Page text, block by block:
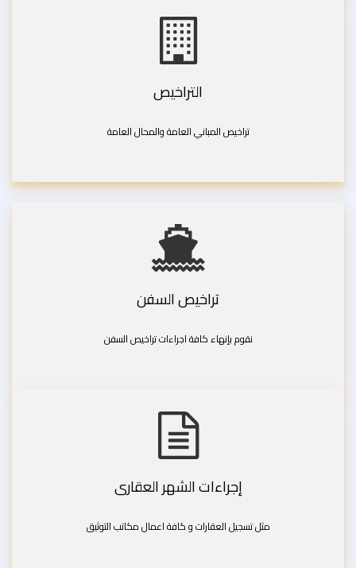
التراخيص
تراخيص المباني العامة والمحال العامة
تراخيص السفن
نقوم بإنهاء كافة اجراءات تراخيص السفن
إجراءات الشهر العقارى
مثل تسجيل العقارات و كافة اعمال مكاتب التوثيق